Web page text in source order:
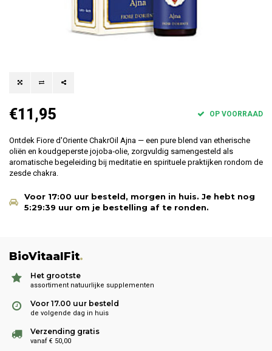
€11,95 OP VOORRAAD
Ontdek Fiore d'Oriente ChakrOil Ajna — een pure blend van etherische
oliën en koudgeperste jojoba‑olie, zorgvuldig samengesteld als
aromatische begeleiding bij meditatie en spirituele praktijken rondom de
zesde chakra.
Voor 17:00 uur besteld, morgen in huis. Je hebt nog
5:29:38 uur om je bestelling af te ronden.
BioVitaalFit.
Het grootste
assortiment natuurlijke supplementen
Voor 17.00 uur besteld
de volgende dag in huis
Verzending gratis
vanaf € 50,00